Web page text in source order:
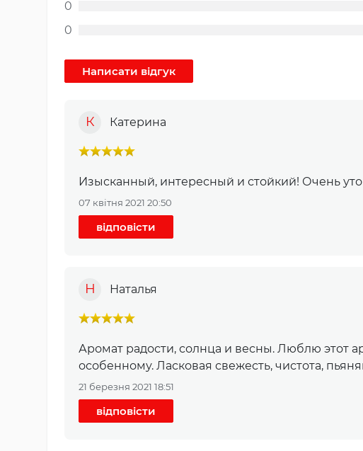
0
0
К Катерина
Изысканный, интересный и стойкий! Очень
07 квітня 2021 20:50
відповісти
Н Наталья
Аромат радости, солнца и весны. Люблю этот
особенному. Ласковая свежесть, чистота,
21 березня 2021 18:51
відповісти